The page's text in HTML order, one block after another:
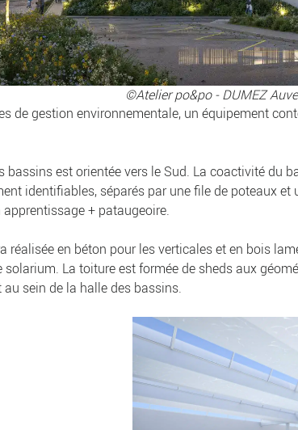
©Atelier po&po - DUMEZ
de gestion environnementale, un équipement
est orientée vers le Sud. La coactivité du
identifiables, séparés par une file de poteaux
apprentissage + pataugeoire.
en béton pour les verticales et en bois
La toiture est formée de sheds aux
sein de la halle des bassins.